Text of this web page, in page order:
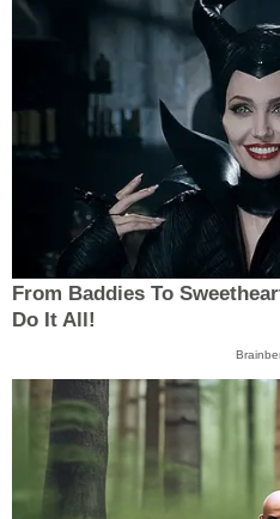
From Baddies To
Do It All!